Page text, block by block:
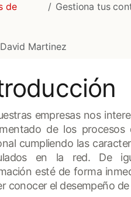
de
Gestiona tus
David Martinez
empresas nos
de los
cumpliendo las
en la red. De
esté de forma
conocer el desempeño